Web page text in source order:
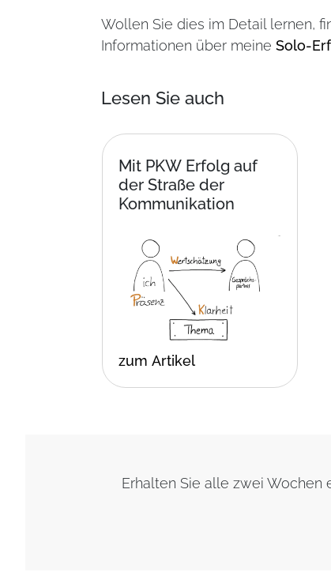
Wollen Sie dies im Detail lernen,
Informationen über meine Solo-
Lesen Sie auch
Mit PKW Erfolg auf
der Straße der
Kommunikation
zum Artikel
Erhalten Sie alle zwei Wochen